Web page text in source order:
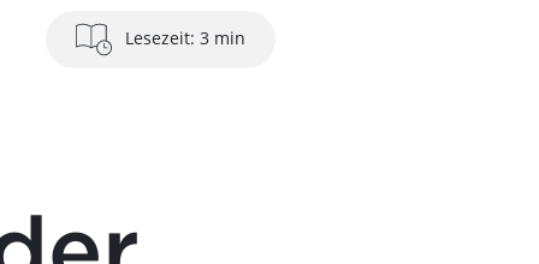
Lesezeit: 3 min